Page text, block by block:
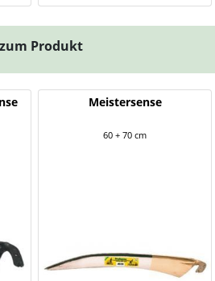
Produkt
Meistersense
60 + 70 cm